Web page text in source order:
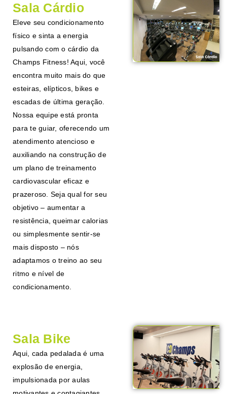
Sala Cárdio
Eleve seu condicionamento
físico e sinta a energia
pulsando com o cárdio da
Champs Fitness! Aqui, você
encontra muito mais do que
esteiras, elípticos, bikes e
escadas de última geração.
Nossa equipe está pronta
para te guiar, oferecendo um
atendimento atencioso e
auxiliando na construção de
um plano de treinamento
cardiovascular eficaz e
prazeroso. Seja qual for seu
objetivo – aumentar a
resistência, queimar calorias
ou simplesmente sentir-se
mais disposto – nós
adaptamos o treino ao seu
ritmo e nível de
condicionamento.
Sala Bike
Aqui, cada pedalada é uma
explosão de energia,
impulsionada por aulas